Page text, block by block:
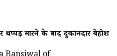
थप्पड़ मारने के बाद दुकानदार बेहोश